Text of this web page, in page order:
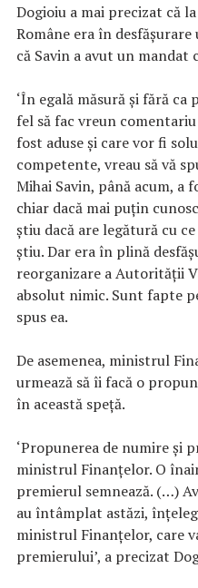
Dogioiu a mai precizat că
Române era în
că Savin a avut un
‘În egală măsură și fără
fel să fac vreun
fost aduse și care vor fi
competente, vreau să vă
Mihai Savin, până acum, a
chiar dacă mai puțin
știu dacă are legătură cu
știu. Dar era în plină
reorganizare a Autorității
absolut nimic. Sunt fapte
spus ea.
De asemenea, ministrul
urmează să îi facă o
în această speță.
‘Propunerea de numire și
ministrul Finanțelor. O
premierul semnează. (…)
au întâmplat astăzi,
ministrul Finanțelor, care
premierului’, a precizat